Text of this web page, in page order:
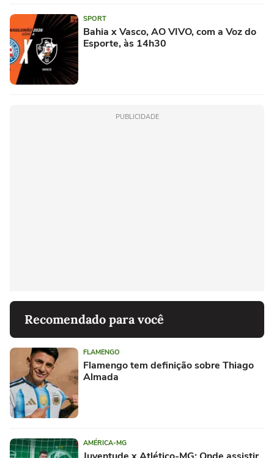
SPORT
Bahia x Vasco, AO VIVO, com a Voz do
Esporte, às 14h30
PUBLICIDADE
Recomendado para você
FLAMENGO
Flamengo tem definição sobre Thiago
Almada
AMÉRICA-MG